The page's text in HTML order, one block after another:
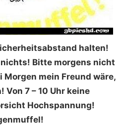
halten!
Bitte morgens nicht
Morgen mein Freund wäre,
Von 7 – 10 Uhr keine
Hochspannung!